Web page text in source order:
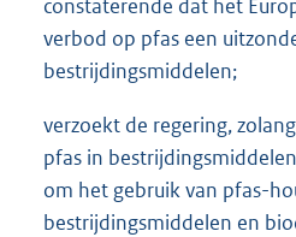
constaterende dat het
verbod op pfas een
bestrijdingsmiddelen;
verzoekt de regering,
pfas in
om het gebruik van pfas-
bestrijdingsmiddelen en